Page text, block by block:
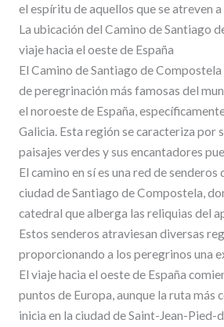
el espíritu de aquellos que se atreven
La ubicación del Camino de Santiago
viaje hacia el oeste de España
El Camino de Santiago de Compostela
de peregrinación más famosas del
el noroeste de España,
Galicia. Esta región se caracteriza por
paisajes verdes y sus encantadores
El camino en sí es una red de senderos
ciudad de Santiago de Compostela,
catedral que alberga las reliquias del
Estos senderos atraviesan diversas
proporcionando a los peregrinos una
El viaje hacia el oeste de España
puntos de Europa, aunque la ruta más
inicia en la ciudad de Saint-Jean-Pied-